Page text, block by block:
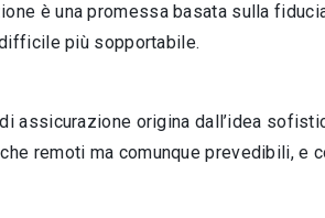
è una promessa basata sulla
più sopportabile.
assicurazione origina dall’idea
remoti ma comunque prevedibili,